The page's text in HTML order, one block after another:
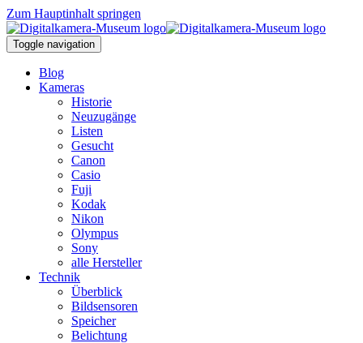
Zum Hauptinhalt springen
Toggle navigation
Blog
Kameras
Historie
Neuzugänge
Listen
Gesucht
Canon
Casio
Fuji
Kodak
Nikon
Olympus
Sony
alle Hersteller
Technik
Überblick
Bildsensoren
Speicher
Belichtung